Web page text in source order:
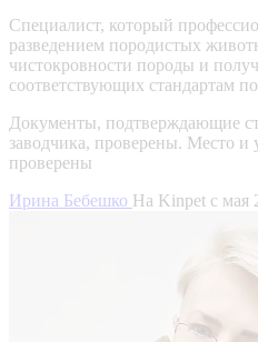
Специалист, который
разведением породистых
чистокровности породы и
соответствующих стандартам
Документы, подтверждающие
заводчика, проверены. Место и
проверены
Ирина Бебешко На Kinpet c мая